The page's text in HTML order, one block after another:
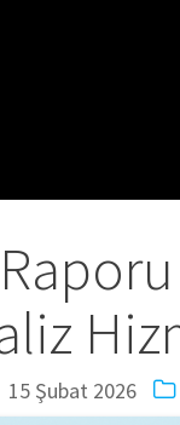
15 Şubat 2026